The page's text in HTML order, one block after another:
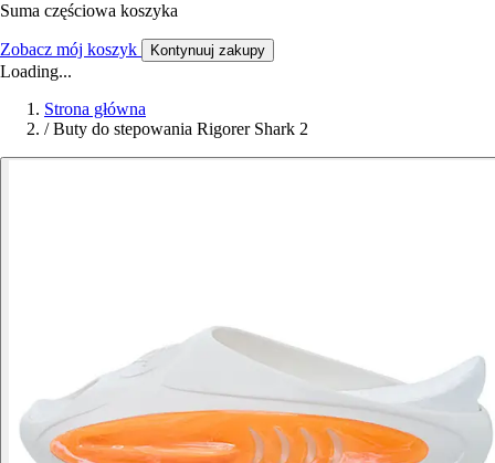
Suma częściowa koszyka
Zobacz mój koszyk Kontynuuj zakupy
Loading...
Strona główna
/ Buty do stepowania Rigorer Shark 2